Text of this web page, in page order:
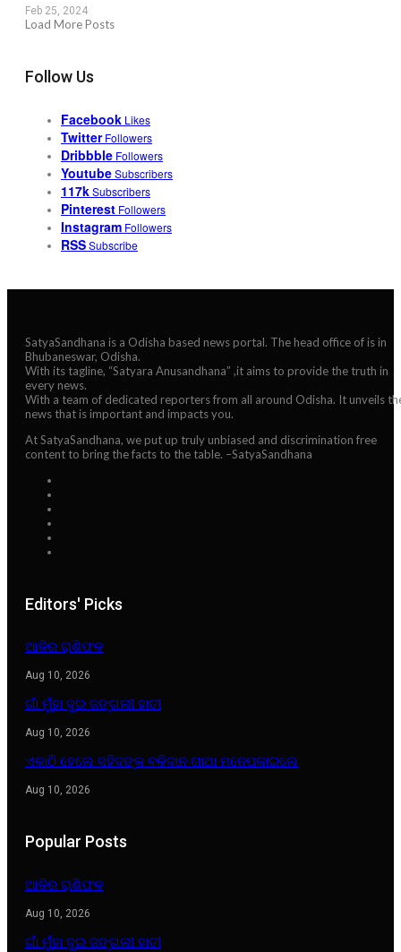
Feb 25, 2024
Load More Posts
Follow Us
Facebook Likes
Twitter Followers
Dribbble Followers
YoutubeSubscribers
117kSubscribers
Pinterest Followers
Instagram Followers
RSSSubscribe
SatyaSandhana is a Odisha based news portal. The head office of is in
Bhubaneswar, Odisha.
With its tagline, “Satyara Anusandhana” ,it aims to provide the truth in
every news.
With a team of dedicated reporters from all around Odisha. It unveils
news that is important and impacts you.
At SatyaSandhana, we put up truly unbiased and discrimination free
content to bring the facts to the table. –SatyaSandhana
Editors' Picks
ଆଜିର ରାଶିଫଳ
Aug 10, 2026
ଗାଁ ମୁଁହା ଦୁଇ ଜଙ୍ଗଲୀ ହାତୀ
Aug 10, 2026
ଏକାଠି ହେଲେ ସହିଦଙ୍କ ବଳିଦାନ ଗାଥା ମନେପକାଇଲେ
Aug 10, 2026
Popular Posts
ଆଜିର ରାଶିଫଳ
Aug 10, 2026
ଗାଁ ମୁଁହା ଦୁଇ ଜଙ୍ଗଲୀ ହାତୀ